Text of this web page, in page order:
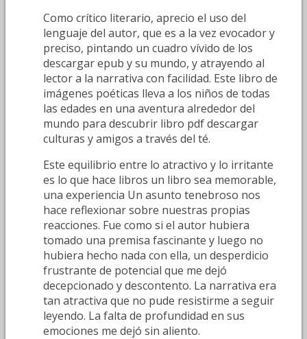
Como crítico literario, aprecio el uso del
lenguaje del autor, que es a la vez evocador y
preciso, pintando un cuadro vívido de los
descargar epub y su mundo, y atrayendo al
lector a la narrativa con facilidad. Este libro de
imágenes poéticas lleva a los niños de todas
las edades en una aventura alrededor del
mundo para descubrir libro pdf descargar
culturas y amigos a través del té.
Este equilibrio entre lo atractivo y lo irritante
es lo que hace libros un libro sea memorable,
una experiencia Un asunto tenebroso nos
hace reflexionar sobre nuestras propias
reacciones. Fue como si el autor hubiera
tomado una premisa fascinante y luego no
hubiera hecho nada con ella, un desperdicio
frustrante de potencial que me dejó
decepcionado y descontento. La narrativa era
tan atractiva que no pude resistirme a seguir
leyendo. La falta de profundidad en sus
emociones me dejó sin aliento.